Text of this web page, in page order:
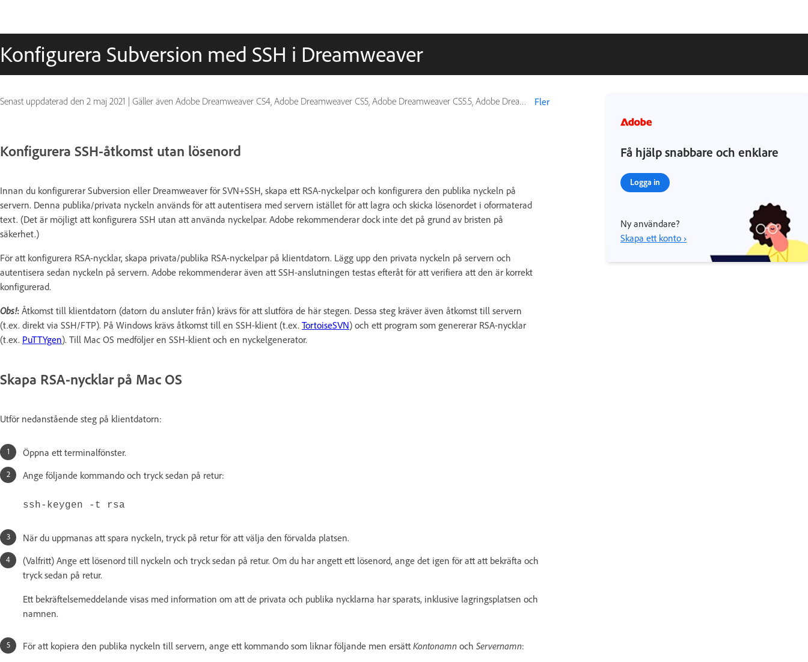
Konfigurera Subversion med SSH i Dreamweaver
Senast uppdaterad den 2 maj 2021 | Gäller även Adobe Dreamweaver CS4, Adobe Dreamweaver CS5, Adobe Dreamweaver CS5.5, Adobe Dreamweaver CS6 Fler
Konfigurera SSH-åtkomst utan lösenord
Innan du konfigurerar Subversion eller Dreamweaver för SVN+SSH, skapa ett RSA-nyckelpar och konfigurera den publika nyckeln på
servern. Denna publika/privata nyckeln används för att autentisera med servern istället för att lagra och skicka lösenordet i oformaterad
text. (Det är möjligt att konfigurera SSH utan att använda nyckelpar. Adobe rekommenderar dock inte det på grund av bristen på
säkerhet.)
För att konfigurera RSA-nycklar, skapa privata/publika RSA-nyckelpar på klientdatorn. Lägg upp den privata nyckeln på servern och
autentisera sedan nyckeln på servern. Adobe rekommenderar även att SSH-anslutningen testas efteråt för att verifiera att den är korrekt
konfigurerad.
Obs!: Åtkomst till klientdatorn (datorn du ansluter från) krävs för att slutföra de här stegen. Dessa steg kräver även åtkomst till servern
(t.ex. direkt via SSH/FTP). På Windows krävs åtkomst till en SSH-klient (t.ex. TortoiseSVN) och ett program som genererar RSA-nycklar
(t.ex. PuTTYgen). Till Mac OS medföljer en SSH-klient och en nyckelgenerator.
Skapa RSA-nycklar på Mac OS
Utför nedanstående steg på klientdatorn:
Öppna ett terminalfönster.
Ange följande kommando och tryck sedan på retur:
ssh-keygen -t rsa
När du uppmanas att spara nyckeln, tryck på retur för att välja den förvalda platsen.
(Valfritt) Ange ett lösenord till nyckeln och tryck sedan på retur. Om du har angett ett lösenord, ange det igen för att att bekräfta och
tryck sedan på retur.
Ett bekräftelsemeddelande visas med information om att de privata och publika nycklarna har sparats, inklusive lagringsplatsen och
namnen.
För att kopiera den publika nyckeln till servern, ange ett kommando som liknar följande men ersätt Kontonamn och Servernamn:
Få hjälp snabbare och enklare
Logga in
Ny användare?
Skapa ett konto ›